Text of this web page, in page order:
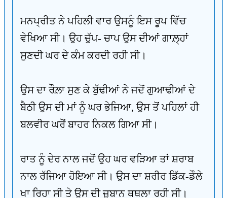
ਮਨਪ੍ਰੀਤ ਨੇ ਪਹਿਲੀ ਵਾਰ ਉਸਨੂੰ ਇਸ ਰੂਪ ਵਿੱਚ
ਵੇਖਿਆ ਸੀ। ਉਹ ਚੁੱਪ- ਚਾਪ ਉਸ ਦੀਆਂ ਗਾਲ਼੍ਹਾਂ
ਸੁਣਦੀ ਘਰ ਦੇ ਕੰਮ ਕਰਦੀ ਰਹੀ ਸੀ।
ਉਸ ਦਾ ਰੌਲ਼ਾ ਸੁਣ ਕੇ ਬੁੱਢੀਆਂ ਨੇ ਜਦੋਂ ਗੁਆਢੀਆਂ ਦੇ
ਬੈਠੀ ਉਸ ਦੀ ਮਾਂ ਨੂੰ ਘਰ ਭੇਜਿਆ, ਉਸ ਤੋਂ ਪਹਿਲਾਂ ਹੀ
ਬਲਵੀਰ ਘਰੋਂ ਬਾਹਰ ਨਿਕਲ ਗਿਆ ਸੀ।
ਰਾਤ ਨੂੰ ਦੇਰ ਨਾਲ ਜਦੋਂ ਉਹ ਘਰ ਵੜਿਆ ਤਾਂ ਸ਼ਰਾਬ
ਨਾਲ ਰੱਜਿਆ ਹੋਇਆ ਸੀ। ਉਸ ਦਾ ਸ਼ਰੀਰ ਡਿੱਕ-ਡੌਲੇ
ਖਾ ਰਿਹਾ ਸੀ ਤੇ ਉਸ ਦੀ ਜ਼ੁਬਾਨ ਥਥਲਾ ਰਹੀ ਸੀ।